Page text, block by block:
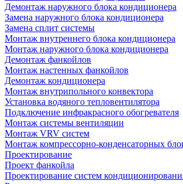
Демонтаж наружного блока кондиционера
Замена наружного блока кондиционера
Замена сплит системы
Монтаж внутреннего блока кондиционера
Монтаж наружного блока кондиционера
Демонтаж фанкойлов
Монтаж настенных фанкойлов
Демонтаж кондиционера
Монтаж внутрипольного конвектора
Установка водяного тепловентилятора
Подключение инфракрасного обогревателя
Монтаж системы вентиляции
Монтаж VRV систем
Монтаж компрессорно-конденсаторных
Проектирование
Проект фанкойла
Проектирование систем